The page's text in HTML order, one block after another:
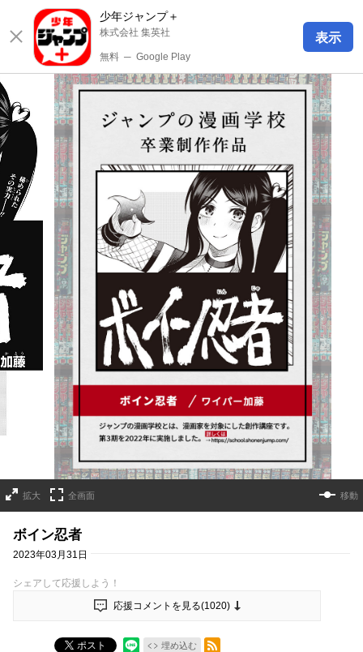
少年ジャンプ＋
株式会社 集英社
無料 ─ Google Play
表示
拡大 全画面 移動
ボイン忍者
2023年03月31日
シェアして応援しよう！
応援コメントを見る(1020)
ポスト 埋め込む
RSSフィード